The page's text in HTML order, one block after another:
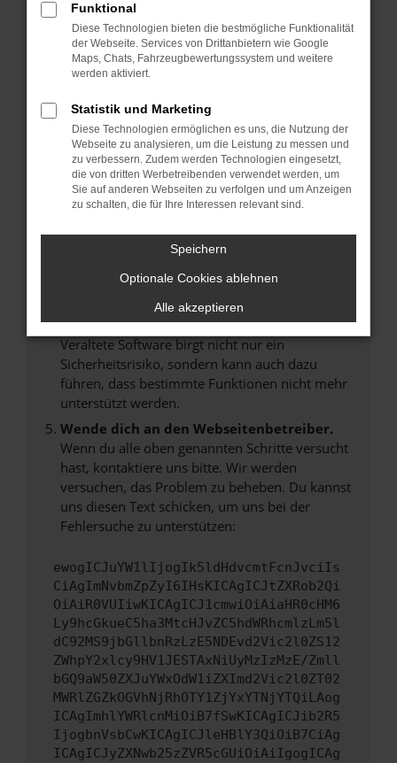
Überprüfe deine Firewall und deine
Internetverbindung.
Laden andere Webseiten, zum Beispiel deine
Suchmaschine?
Manche Erweiterungen, wie Werbeblocker,
können das Laden bestimmter Seiten
verhindern. Funktioniert die Seite in einem
anderen Browser oder in einem privaten
Fenster?
Das kann manchmal helfen, vorübergehende
Probleme zu beheben.
Stelle sicher, dass dein Browser und dein
Betriebssystem auf dem neuesten Stand
sind.
Veraltete Software birgt nicht nur ein
Sicherheitsrisiko, sondern kann auch dazu
führen, dass bestimmte Funktionen nicht mehr
unterstützt werden.
Wende dich an den Webseitenbetreiber.
Wenn du alle oben genannten Schritte versucht
hast, kontaktiere uns bitte. Wir werden
versuchen, das Problem zu beheben. Du kannst
uns diesen Text schicken, um uns bei der
Fehlersuche zu unterstützen:
ewogICJuYW1lIjogIk5ldHdvcmtFcnJvciIs
CiAgImNvbmZpZyI6IHsKICAgICJtZXRob2Qi
OiAiR0VUIiwKICAgICJ1cmwiOiAiaHR0cHM6
Ly9hcGkueC5ha3MtcHJvZC5hdWRhcmlzLm5l
dC92MS9jbGllbnRzLzE5NDEvd2Vic2l0ZS12
ZWhpY2xlcy9HV1JESTAxNiUyMzIzMzE/Zmll
bGQ9aW50ZXJuYWxOdW1iZXImd2Vic2l0ZT02
MWRlZGZkOGVhNjRhOTY1ZjYxYTNjYTQiLAog
ICAgImhlYWRlcnMiOiB7fSwKICAgICJib2R5
IjogbnVsbCwKICAgICJleHBlY3QiOiB7CiAg
ICAgICJyZXNwb25zZVR5cGUiOiAiIgogICAg
Funktional
Diese Technologien bieten die bestmögliche Funktionalität
der Webseite. Services von Drittanbietern wie Google
Maps, Chats, Fahrzeugbewertungssystem und weitere
werden aktiviert.
Statistik und Marketing
Diese Technologien ermöglichen es uns, die Nutzung der
Webseite zu analysieren, um die Leistung zu messen und
zu verbessern. Zudem werden Technologien eingesetzt,
die von dritten Werbetreibenden verwendet werden, um
Sie auf anderen Webseiten zu verfolgen und um Anzeigen
zu schalten, die für Ihre Interessen relevant sind.
Speichern
Optionale Cookies ablehnen
Alle akzeptieren